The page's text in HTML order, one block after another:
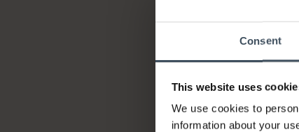
Consent
This website uses
We use cookies to
information about your